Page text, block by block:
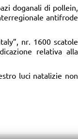
doganali di pollein,
antifrode
nr. 1600 scatole
relativa alla
luci natalizie non